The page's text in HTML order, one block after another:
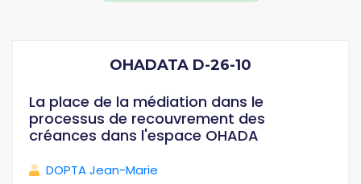
OHADATA D-26-10
La place de la médiation dans le
processus de recouvrement des
créances dans l'espace OHADA
DOPTA Jean-Marie